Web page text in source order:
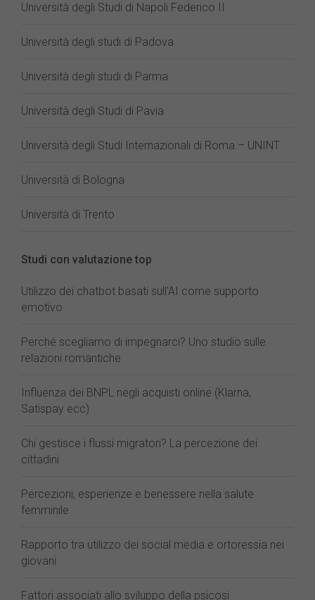
Università degli Studi di Napoli Federico II
Università degli studi di Padova
Università degli studi di Parma
Università degli Studi di Pavia
Università degli Studi Internazionali di Roma – UNINT
Università di Bologna
Università di Trento
Studi con valutazione top
Utilizzo dei chatbot basati sull'AI come supporto
emotivo
Perché scegliamo di impegnarci? Uno studio sulle
relazioni romantiche
Influenza dei BNPL negli acquisti online (Klarna,
Satispay ecc)
Chi gestisce i flussi migratori? La percezione dei
cittadini
Percezioni, esperienze e benessere nella salute
femminile
Rapporto tra utilizzo dei social media e ortoressia nei
giovani
Fattori associati allo sviluppo della psicosi